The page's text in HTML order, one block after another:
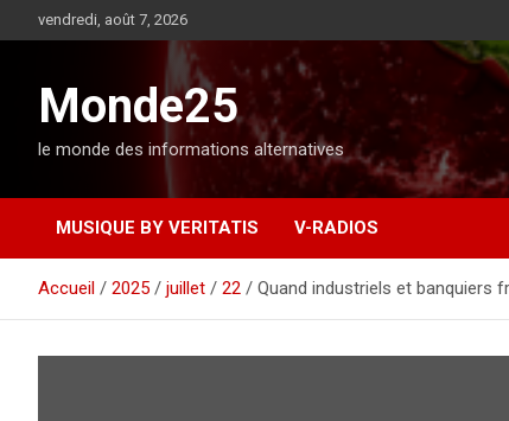
l
t
vendredi, août 7, 2026
Monde25
le monde des informations alternatives
MUSIQUE BY VERITATIS V-RADIOS
Accueil 2025 juillet 22 Quand industriels et banquiers